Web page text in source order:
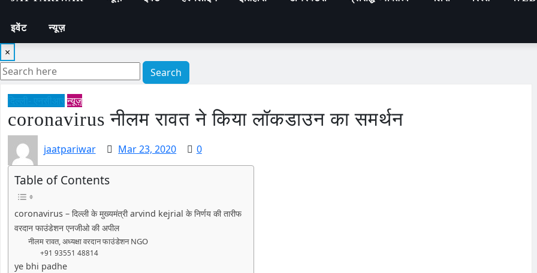
इवेंट न्यूज़
×
Search
न्यूज़
coronavirus नीलम रावत ने किया लॉकडाउन का समर्थन
jaatpariwar Mar 23, 2020 0
Table of Contents
coronavirus – दिल्ली के मुख्यमंत्री arvind kejrial के निर्णय की तारीफ
वरदान फाउंडेशन एनजीओ की अपील
नीलम रावत, अध्यक्षा वरदान फाउंडेशन NGO
+91 93551 48814
ye bhi padhe